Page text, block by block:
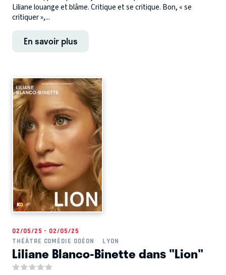
Liliane louange et blâme. Critique et se critique. Bon, « se
critiquer »,...
En savoir plus
02/05/25 - 02/05/25
THÉÂTRE COMÉDIE ODÉON
LYON
Liliane Blanco-Binette dans "Lion"